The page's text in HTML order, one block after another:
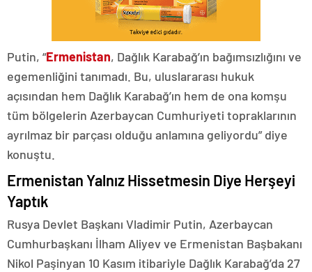
Putin, “Ermenistan, Dağlık Karabağ’ın bağımsızlığını ve
egemenliğini tanımadı. Bu, uluslararası hukuk
açısından hem Dağlık Karabağ’ın hem de ona komşu
tüm bölgelerin Azerbaycan Cumhuriyeti topraklarının
ayrılmaz bir parçası olduğu anlamına geliyordu” diye
konuştu.
Ermenistan Yalnız Hissetmesin Diye Herşeyi
Yaptık
Rusya Devlet Başkanı Vladimir Putin, Azerbaycan
Cumhurbaşkanı İlham Aliyev ve Ermenistan Başbakanı
Nikol Paşinyan 10 Kasım itibariyle Dağlık Karabağ’da 27